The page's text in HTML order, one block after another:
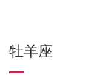
牡羊座